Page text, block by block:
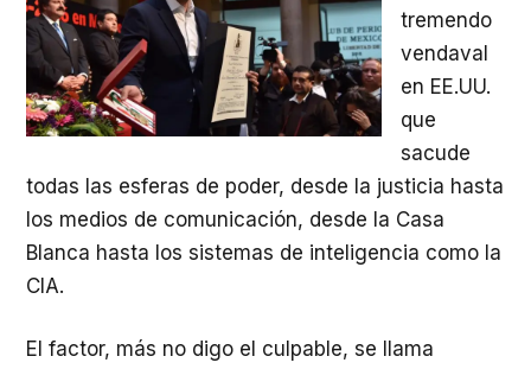
tremendo
vendaval
en EE.UU.
que
sacude
todas las esferas de poder, desde la justicia hasta
los medios de comunicación, desde la Casa
Blanca hasta los sistemas de inteligencia como la
CIA.
El factor, más no digo el culpable, se llama